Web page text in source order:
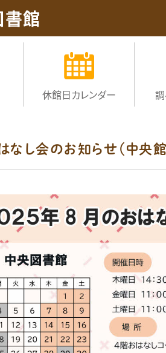
館
休館日カレンダー 調
なし会のお知らせ（中央館